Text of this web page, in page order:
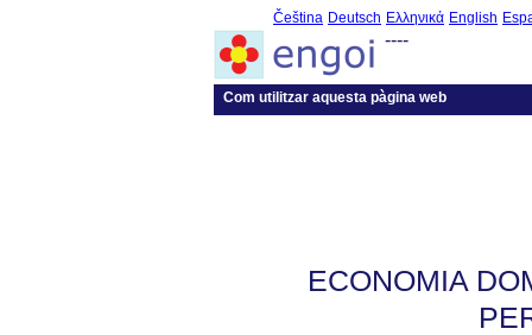
Čeština Deutsch Ελληνικά English
----
Com utilitzar aquesta pàgina web
ECONOMIA